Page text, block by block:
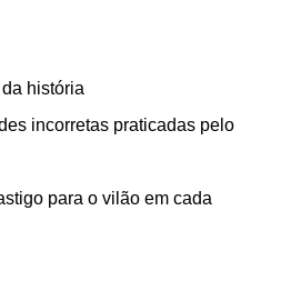
história
incorretas praticadas pelo
para o vilão em cada